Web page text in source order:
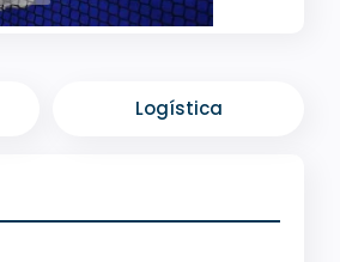
Logística